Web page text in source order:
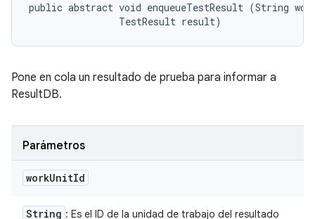
public abstract void enqueueTestResult (String
                TestResult result)
Pone en cola un resultado de prueba para informar a
ResultDB.
Parámetros
workUnitId
String : Es el ID de la unidad de trabajo del resultado